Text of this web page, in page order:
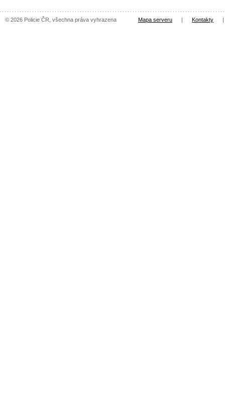
© 2026 Policie ČR, všechna práva vyhrazena Mapa serveru | Kontakty |